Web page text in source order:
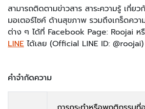
สามารถติดตามข่าวสาร สาระความรู้ เกี่ย
มอเตอร์ไซค์ ด้านสุขภาพ รวมถึงเกร็ดควา
ต่าง ๆ ได้ที่ Facebook Page: Roojai ห
LINE ​ ได้เลย (Official LINE ID: @roojai) ​
คำจำกัดความ